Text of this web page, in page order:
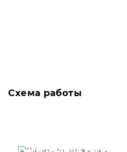
Схема работы